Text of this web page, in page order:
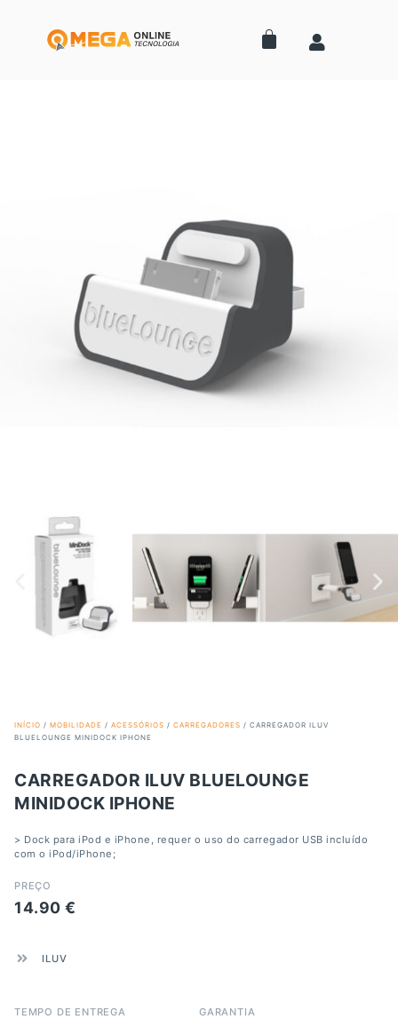
INÍCIO / MOBILIDADE / ACESSÓRIOS / CARREGADORES / CARREGADOR ILUV
BLUELOUNGE MINIDOCK IPHONE
CARREGADOR ILUV BLUELOUNGE
MINIDOCK IPHONE
> Dock para iPod e iPhone, requer o uso do carregador USB incluído
com o iPod/iPhone;
PREÇO
14.90 €
ILUV
TEMPO DE ENTREGA
GARANTIA